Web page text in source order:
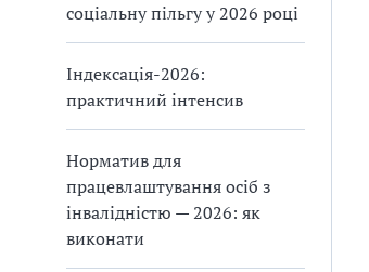
соціальну пільгу у 2026 році
Індексація-2026:
практичний інтенсив
Норматив для
працевлаштування осіб з
інвалідністю — 2026: як
виконати